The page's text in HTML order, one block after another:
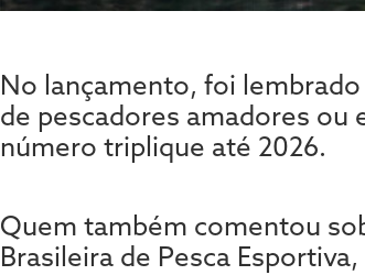
No lançamento, foi
de pescadores amadores ou
número triplique até 2026.
Quem também comentou
Brasileira de Pesca